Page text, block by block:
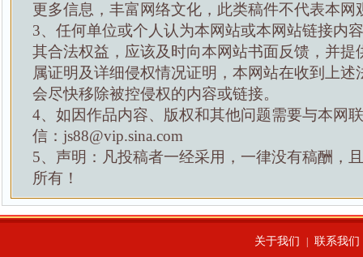
更多信息，丰富网络文化，此类稿件不代表本网
3、任何单位或个人认为本网站或本网站链接内
其合法权益，应该及时向本网站书面反馈，并提
属证明及详细侵权情况证明，本网站在收到上述
会尽快移除被控侵权的内容或链接。
4、如因作品内容、版权和其他问题需要与本网
信：js88@vip.sina.com
5、声明：凡投稿者一经采用，一律没有稿酬，
所有！
关于我们 联系我们